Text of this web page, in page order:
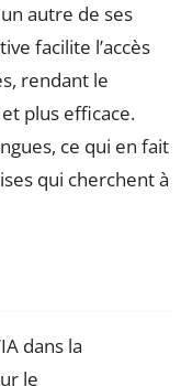
autre de ses
facilite l’accès
rendant le
plus efficace.
ce qui en fait
qui cherchent à
dans la
le